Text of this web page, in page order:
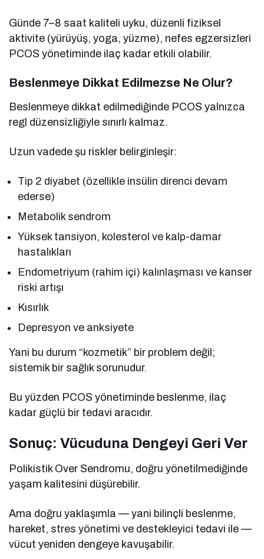
Günde 7–8 saat kaliteli uyku, düzenli fiziksel
aktivite (yürüyüş, yoga, yüzme), nefes egzersizleri
PCOS yönetiminde ilaç kadar etkili olabilir.
Beslenmeye Dikkat Edilmezse Ne Olur?
Beslenmeye dikkat edilmediğinde PCOS yalnızca
regl düzensizliğiyle sınırlı kalmaz.
Uzun vadede şu riskler belirginleşir:
Tip 2 diyabet (özellikle insülin direnci devam
ederse)
Metabolik sendrom
Yüksek tansiyon, kolesterol ve kalp-damar
hastalıkları
Endometriyum (rahim içi) kalınlaşması ve kanser
riski artışı
Kısırlık
Depresyon ve anksiyete
Yani bu durum “kozmetik” bir problem değil;
sistemik bir sağlık sorunudur.
Bu yüzden PCOS yönetiminde beslenme, ilaç
kadar güçlü bir tedavi aracıdır.
Sonuç: Vücuduna Dengeyi Geri Ver
Polikistik Over Sendromu, doğru yönetilmediğinde
yaşam kalitesini düşürebilir.
Ama doğru yaklaşımla — yani bilinçli beslenme,
hareket, stres yönetimi ve destekleyici tedavi ile —
vücut yeniden dengeye kavuşabilir.